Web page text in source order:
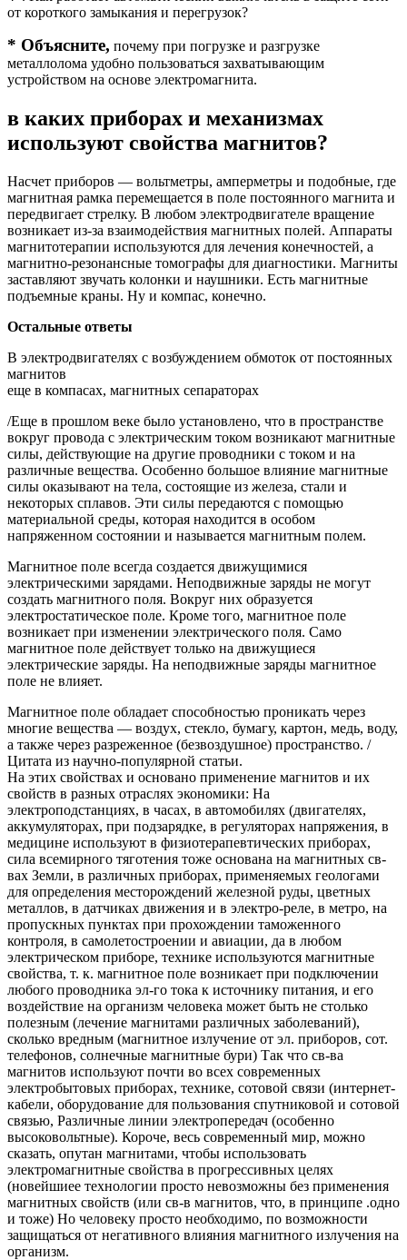
от короткого замыкания и перегрузок?
* Объясните, почему при погрузке и разгрузке
металлолома удобно пользоваться захватывающим
устройством на основе электромагнита.
в каких приборах и механизмах
используют свойства магнитов?
Насчет приборов — вольтметры, амперметры и подобные, где
магнитная рамка перемещается в поле постоянного магнита и
передвигает стрелку. В любом электродвигателе вращение
возникает из-за взаимодействия магнитных полей. Аппараты
магнитотерапии используются для лечения конечностей, а
магнитно-резонансные томографы для диагностики. Магниты
заставляют звучать колонки и наушники. Есть магнитные
подъемные краны. Ну и компас, конечно.
Остальные ответы
В электродвигателях с возбуждением обмоток от постоянных
магнитов
еще в компасах, магнитных сепараторах
/Еще в прошлом веке было установлено, что в пространстве
вокруг провода с электрическим током возникают магнитные
силы, действующие на другие проводники с током и на
различные вещества. Особенно большое влияние магнитные
силы оказывают на тела, состоящие из железа, стали и
некоторых сплавов. Эти силы передаются с помощью
материальной среды, которая находится в особом
напряженном состоянии и называется магнитным полем.
Магнитное поле всегда создается движущимися
электрическими зарядами. Неподвижные заряды не могут
создать магнитного поля. Вокруг них образуется
электростатическое поле. Кроме того, магнитное поле
возникает при изменении электрического поля. Само
магнитное поле действует только на движущиеся
электрические заряды. На неподвижные заряды магнитное
поле не влияет.
Магнитное поле обладает способностью проникать через
многие вещества — воздух, стекло, бумагу, картон, медь, воду,
а также через разреженное (безвоздушное) пространство. /
Цитата из научно-популярной статьи.
На этих свойствах и основано применение магнитов и их
свойств в разных отраслях экономики: На
электроподстанциях, в часах, в автомобилях (двигателях,
аккумуляторах, при подзарядке, в регуляторах напряжения, в
медицине используют в физиотерапевтических приборах,
сила всемирного тяготения тоже основана на магнитных св-
вах Земли, в различных приборах, применяемых геологами
для определения месторождений железной руды, цветных
металлов, в датчиках движения и в электро-реле, в метро, на
пропускных пунктах при прохождении таможенного
контроля, в самолетостроении и авиации, да в любом
электрическом приборе, технике используются магнитные
свойства, т. к. магнитное поле возникает при подключении
любого проводника эл-го тока к источнику питания, и его
воздействие на организм человека может быть не столько
полезным (лечение магнитами различных заболеваний),
сколько вредным (магнитное излучение от эл. приборов, сот.
телефонов, солнечные магнитные бури) Так что св-ва
магнитов используют почти во всех современных
электробытовых приборах, технике, сотовой связи (интернет-
кабели, оборудование для пользования спутниковой и сотовой
связью, Различные линии электропередач (особенно
высоковольтные). Короче, весь современный мир, можно
сказать, опутан магнитами, чтобы использовать
электромагнитные свойства в прогрессивных целях
(новейшиее технологии просто невозможны без применения
магнитных свойств (или св-в магнитов, что, в принципе .одно
и тоже) Но человеку просто необходимо, по возможности
защищаться от негативного влияния магнитного излучения на
организм.